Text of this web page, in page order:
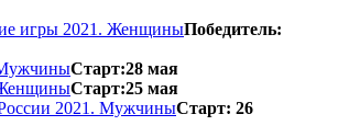
игры 2021. ЖенщиныПобедитель:
Старт:28 мая
Старт:25 мая
2021. МужчиныСтарт: 26